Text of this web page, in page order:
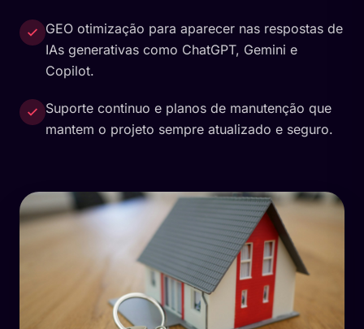
GEO otimização para aparecer nas respostas de
IAs generativas como ChatGPT, Gemini e
Copilot.
Suporte continuo e planos de manutenção que
mantem o projeto sempre atualizado e seguro.